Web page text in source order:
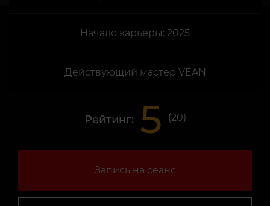
Начало карьеры: 2025
Действующий мастер VEAN
Рейтинг: 5 (20)
Запись на сеанс